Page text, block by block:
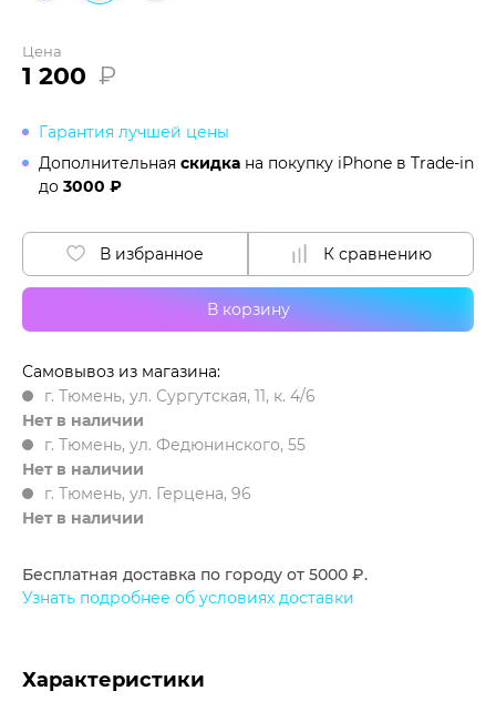
Цена
1 200 ₽
Гарантия лучшей цены
Дополнительная скидка на покупку iPhone в Trade-in
до 3000 ₽
В корзину
В избранное К сравнению
Самовывоз из магазина:
г. Тюмень, ул. Сургутская, 11, к. 4/6
Нет в наличии
г. Тюмень, ул. Федюнинского, 55
Нет в наличии
г. Тюмень, ул. Герцена, 96
Нет в наличии
Бесплатная доставка по городу от 5000 ₽.
Узнать подробнее об условиях доставки
Характеристики